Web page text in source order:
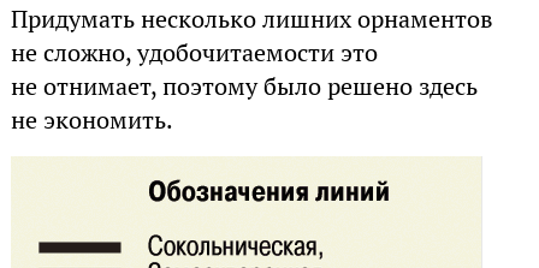
Придумать несколько лишних орнаментов
не сложно, удобочитаемости это
не отнимает, поэтому было решено здесь
не экономить.